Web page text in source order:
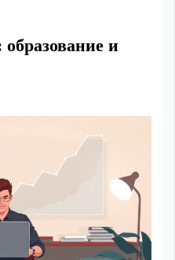
и